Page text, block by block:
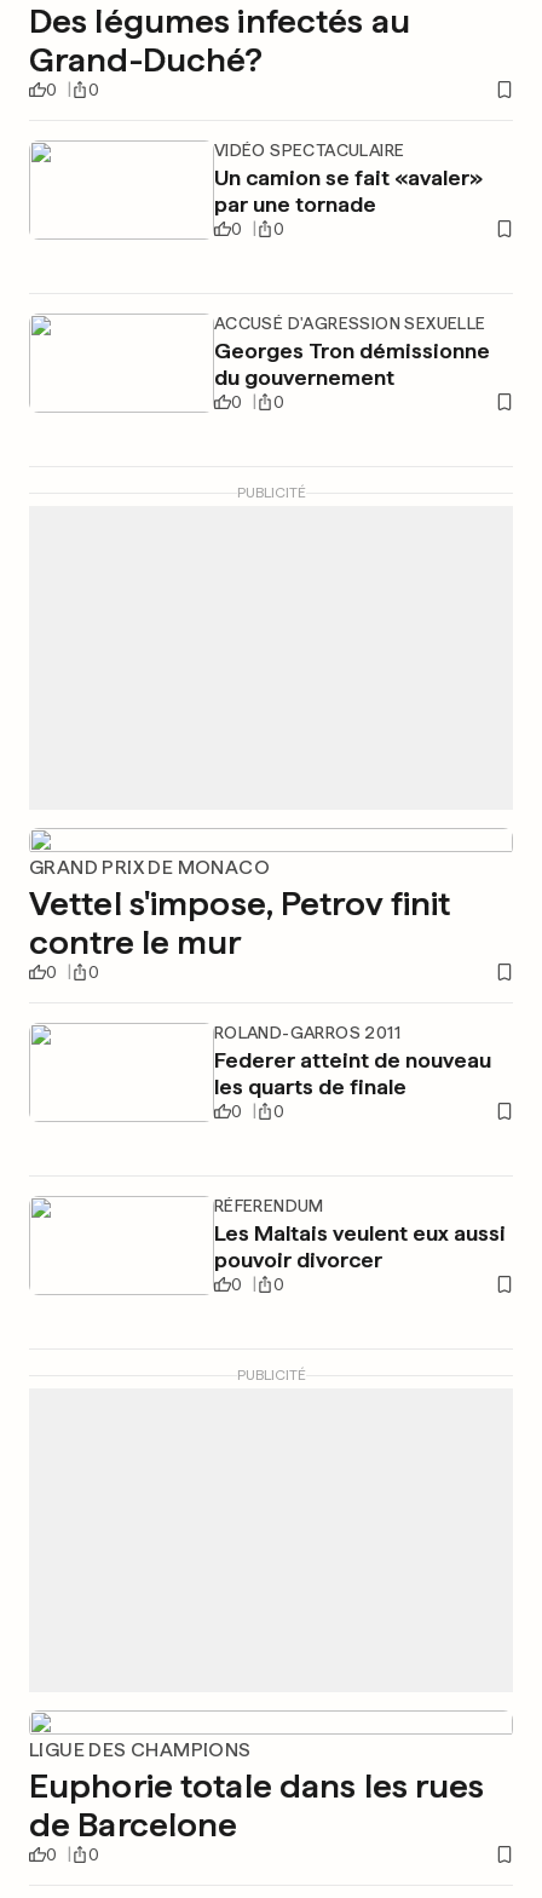
Des légumes infectés au
Grand-Duché?
0 0
VIDÉO SPECTACULAIRE
Un camion se fait «avaler»
par une tornade
0 0
ACCUSÉ D'AGRESSION SEXUELLE
Georges Tron démissionne
du gouvernement
0 0
PUBLICITÉ
GRAND PRIX DE MONACO
Vettel s'impose, Petrov finit
contre le mur
0 0
ROLAND-GARROS 2011
Federer atteint de nouveau
les quarts de finale
0 0
RÉFERENDUM
Les Maltais veulent eux aussi
pouvoir divorcer
0 0
PUBLICITÉ
LIGUE DES CHAMPIONS
Euphorie totale dans les rues
de Barcelone
0 0